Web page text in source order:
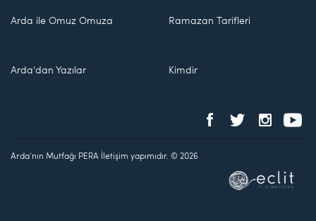
Arda ile Omuz Omuza Ramazan Tarifleri
Arda'dan Yazılar Kimdir
Arda'nın Mutfağı PERA İletişim yapımıdır. © 2026